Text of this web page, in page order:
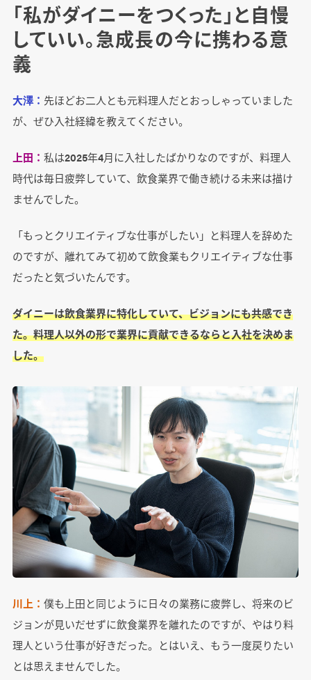
「私がダイニーをつくった」と自慢
していい。急成長の今に携わる意
義
大澤： 先ほどお二人とも元料理人だとおっしゃっていました
が、ぜひ入社経緯を教えてください。
上田： 私は2025年4月に入社したばかりなのですが、料理人
時代は毎日疲弊していて、飲食業界で働き続ける未来は描け
ませんでした。
「もっとクリエイティブな仕事がしたい」と料理人を辞めた
のですが、離れてみて初めて飲食業もクリエイティブな仕事
だったと気づいたんです。
ダイニーは飲食業界に特化していて、ビジョンにも共感でき
た。料理人以外の形で業界に貢献できるならと入社を決めま
した。
川上： 僕も上田と同じように日々の業務に疲弊し、将来のビ
ジョンが見いだせずに飲食業界を離れたのですが、やはり料
理人という仕事が好きだった。とはいえ、もう一度戻りたい
とは思えませんでした。